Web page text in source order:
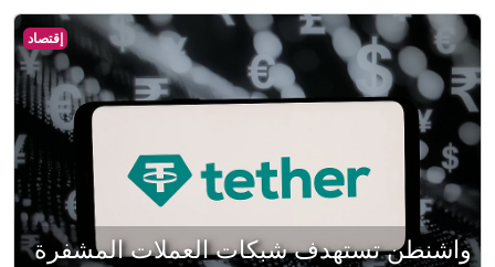
إقتصاد
واشنطن تستهدف شبكات العملات المشفرة